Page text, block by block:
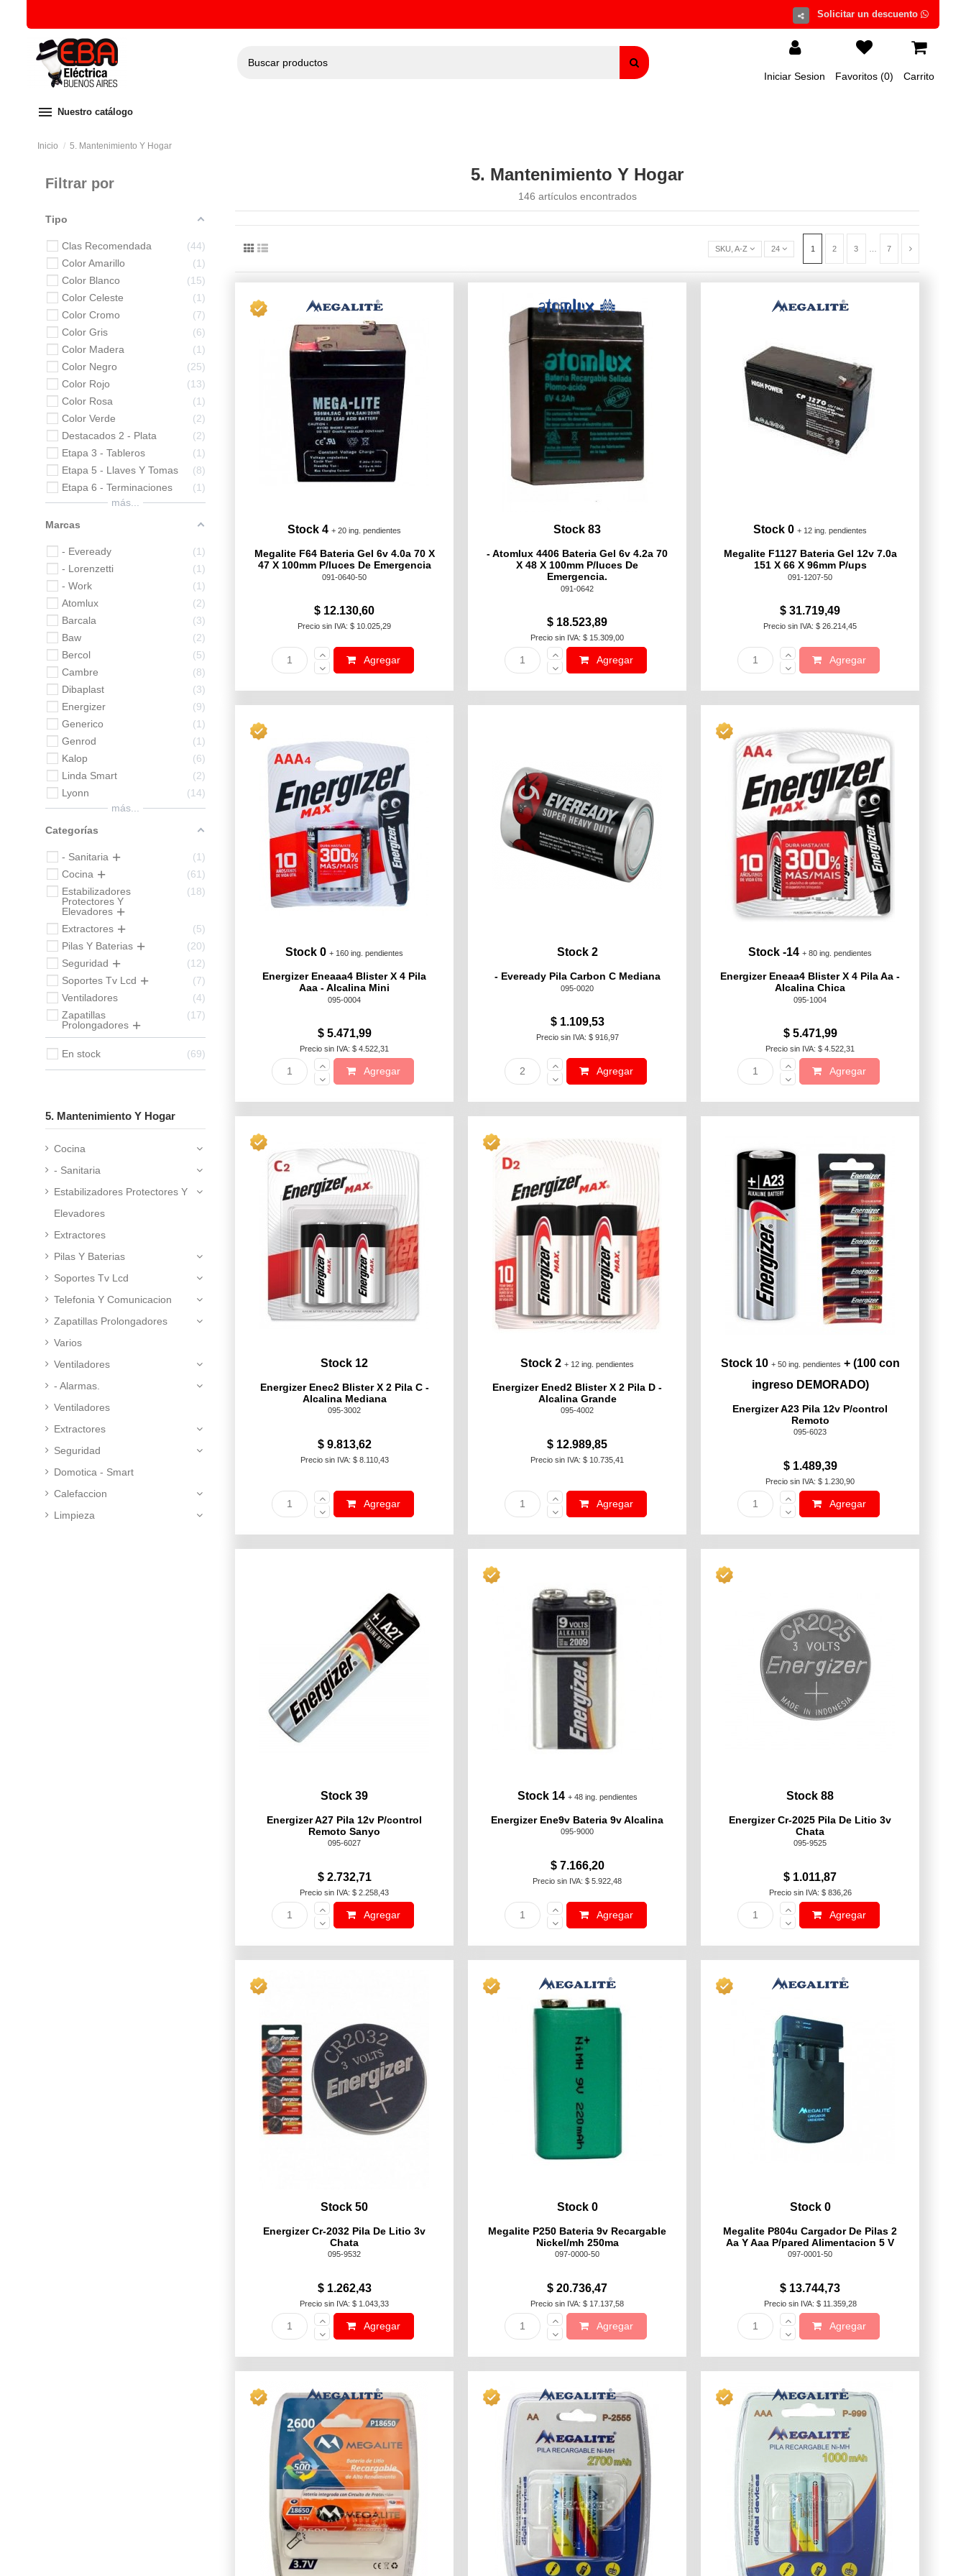
Iniciar Sesion Favoritos (0) Carrito
menu Nuestro catálogo
Inicio 5. Mantenimiento Y Hogar
5. Mantenimiento Y Hogar
146 artículos encontrados
Stock 4 + 20 ing. pendientes
Megalite F64 Bateria Gel 6v 4.0a 70 X
47 X 100mm P/luces De Emergencia
091-0640-50
$ 12.130,60
Precio sin IVA: $ 10.025,29
Agregar
Stock 83
- Atomlux 4406 Bateria Gel 6v 4.2a 70
X 48 X 100mm P/luces De
Emergencia.
091-0642
$ 18.523,89
Precio sin IVA: $ 15.309,00
Agregar
Stock 0 + 12 ing. pendientes
Megalite F1127 Bateria Gel 12v 7.0a
151 X 66 X 96mm P/ups
091-1207-50
$ 31.719,49
Precio sin IVA: $ 26.214,45
Agregar
Stock 0 + 160 ing. pendientes
Energizer Eneaaa4 Blister X 4 Pila
Aaa - Alcalina Mini
095-0004
$ 5.471,99
Precio sin IVA: $ 4.522,31
Agregar
Stock 2
- Eveready Pila Carbon C Mediana
095-0020
$ 1.109,53
Precio sin IVA: $ 916,97
Agregar
Stock -14 + 80 ing. pendientes
Energizer Eneaa4 Blister X 4 Pila Aa -
Alcalina Chica
095-1004
$ 5.471,99
Precio sin IVA: $ 4.522,31
Agregar
Stock 12
Energizer Enec2 Blister X 2 Pila C -
Alcalina Mediana
095-3002
$ 9.813,62
Precio sin IVA: $ 8.110,43
Agregar
Stock 2 + 12 ing. pendientes
Energizer Ened2 Blister X 2 Pila D -
Alcalina Grande
095-4002
$ 12.989,85
Precio sin IVA: $ 10.735,41
Agregar
Stock 10 + 50 ing. pendientes + (100 con
ingreso DEMORADO)
Energizer A23 Pila 12v P/control
Remoto
095-6023
$ 1.489,39
Precio sin IVA: $ 1.230,90
Agregar
Stock 39
Energizer A27 Pila 12v P/control
Remoto Sanyo
095-6027
$ 2.732,71
Precio sin IVA: $ 2.258,43
Agregar
Stock 14 + 48 ing. pendientes
Energizer Ene9v Bateria 9v Alcalina
095-9000
$ 7.166,20
Precio sin IVA: $ 5.922,48
Agregar
Stock 88
Energizer Cr-2025 Pila De Litio 3v
Chata
095-9525
$ 1.011,87
Precio sin IVA: $ 836,26
Agregar
Stock 50
Energizer Cr-2032 Pila De Litio 3v
Chata
095-9532
$ 1.262,43
Precio sin IVA: $ 1.043,33
Agregar
Stock 0
Megalite P250 Bateria 9v Recargable
Nickel/mh 250ma
097-0000-50
$ 20.736,47
Precio sin IVA: $ 17.137,58
Agregar
Stock 0
Megalite P804u Cargador De Pilas 2
Aa Y Aaa P/pared Alimentacion 5 V
097-0001-50
$ 13.744,73
Precio sin IVA: $ 11.359,28
Agregar
Filtrar por
Tipo
Clas Recomendada
44
Color Amarillo
1
Color Blanco
15
Color Celeste
1
Color Cromo
7
Color Gris
6
Color Madera
1
Color Negro
25
Color Rojo
13
Color Rosa
1
Color Verde
2
Destacados 2 - Plata
2
Etapa 3 - Tableros
1
Etapa 5 - Llaves Y Tomas
8
Etapa 6 - Terminaciones
1
más...
Marcas
- Eveready
1
- Lorenzetti
1
- Work
1
Atomlux
2
Barcala
3
Baw
2
Bercol
5
Cambre
8
Dibaplast
3
Energizer
9
Generico
1
Genrod
1
Kalop
6
Linda Smart
2
Lyonn
14
más...
Categorías
- Sanitaria
1
Cocina
61
Estabilizadores
Protectores Y
Elevadores
18
Extractores
5
Pilas Y Baterias
20
Seguridad
12
Soportes Tv Lcd
7
Ventiladores
4
Zapatillas
Prolongadores
17
En stock 69
5. Mantenimiento Y Hogar
Cocina
- Sanitaria
Estabilizadores Protectores Y
Elevadores
Extractores
Pilas Y Baterias
Soportes Tv Lcd
Telefonia Y Comunicacion
Zapatillas Prolongadores
Varios
Ventiladores
- Alarmas.
Ventiladores
Extractores
Seguridad
Domotica - Smart
Calefaccion
Limpieza